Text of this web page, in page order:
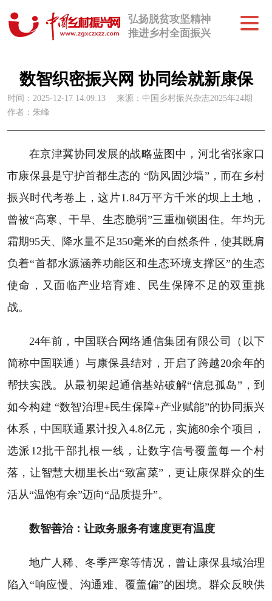
弘扬脱贫攻坚精神
推进乡村全面振兴
数智织密振兴网 协同绘就新康保
时间：2025-12-17 14:09:13
来源：中国乡村振兴杂志2025年24期
作者：朱峰
在京津冀协同发展的战略蓝图中，河北省张家口
市康保县是守护首都生态的 “防风固沙墙”，而在乡村
振兴时代考卷上，这片1.84万平方千米的坝上土地，
曾被“高寒、干旱、生态脆弱”三重枷锁困住。年均无
霜期95天、降水量不足350毫米的自然条件，使其既肩
负着“首都水源涵养功能区和生态环境支撑区”的生态
使命，又面临产业培育难、民生保障不足的双重挑
战。
24年前，中国联合网络通信集团有限公司（以下
简称中国联通）与康保县结对，开启了跨越20余年的
帮扶实践。从最初架起通信基站破解“信息孤岛”，到
如今构建 “数智治理+民生保障+产业赋能”的协同振兴
体系，中国联通累计投入4.8亿元，实施80余个项目，
选派12批干部扎根一线，让数字信号覆盖每一个村
落，让智慧大棚里长出“致富菜”，更让康保群众的生
活从“温饱有余”迈向“品质提升”。
数智善治：让政务服务有速度更有温度
地广人稀、冬季严寒等情况，曾让康保县域治理
陷入“响应慢、沟通难、覆盖偏”的困境。群众反映供